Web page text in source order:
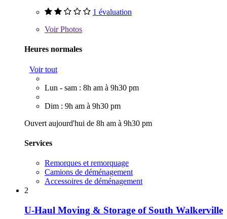
1 évaluation
VoirPhotos
Heures normales
Voir tout
Lun - sam : 8h am à 9h30 pm
Dim : 9h am à 9h30 pm
Ouvert aujourd'hui de 8h am à 9h30 pm
Services
Remorques et remorquage
Camions de déménagement
Accessoires de déménagement
2
U-Haul Moving & Storage of South Walkerville